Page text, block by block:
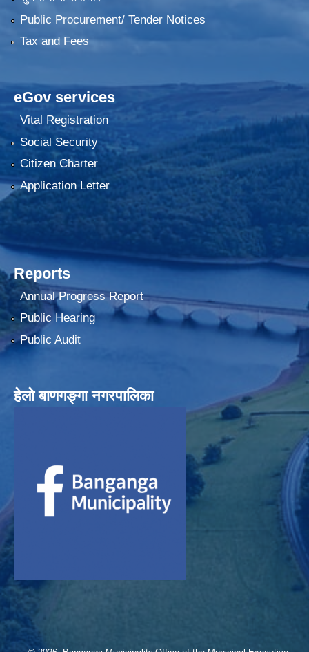
Public Procurement/ Tender Notices
Tax and Fees
eGov services
Vital Registration
Social Security
Citizen Charter
Application Letter
Reports
Annual Progress Report
Public Hearing
Public Audit
हेलाे बाणगङ्गा नगरपालिका